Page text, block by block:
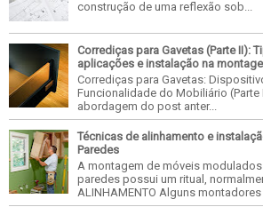
construção de uma reflexão sob...
Corrediças para Gavetas (Parte II):
aplicações e instalação na
Corrediças para Gavetas:
Funcionalidade do Mobiliário (Parte
abordagem do post anter...
Técnicas de alinhamento e
Paredes
A montagem de móveis
paredes possui um ritual,
ALINHAMENTO Alguns montadores